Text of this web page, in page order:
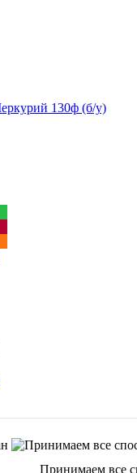
Принимаем все